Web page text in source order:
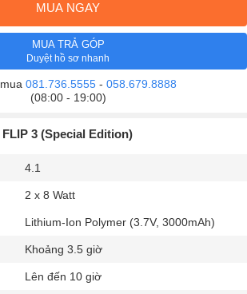
MUA NGAY
MUA TRẢ GÓP
Duyệt hồ sơ nhanh
081.736.5555- 058.679.8888
(08:00 - 19:00)
3 (Special Edition)
4.1
2 x 8 Watt
Lithium-Ion Polymer (3.7V, 3000mAh)
Khoảng 3.5 giờ
Lên đến 10 giờ